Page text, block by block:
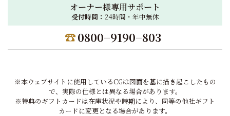
オーナー様専用サポート
受付時間： 24時間・年中無休
0800−9190−803
※本ウェブサイトに使用しているCGは図面を基に描き起こしたもの
で、実際の仕様とは異なる場合があります。
※特典のギフトカードは在庫状況や時期により、同等の他社ギフト
カードに変更となる場合があります。